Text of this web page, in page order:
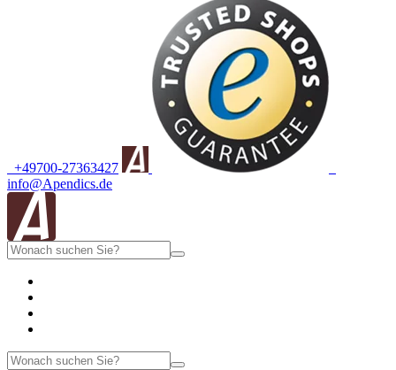
+49700-27363427
info@Apendics.de